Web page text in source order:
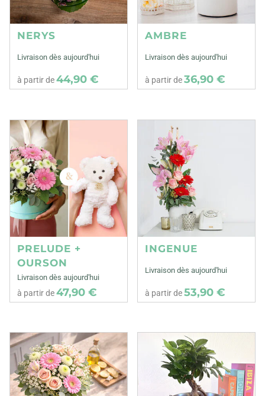
NERYS
Livraison dès aujourd'hui
à partir de44,90 €
AMBRE
Livraison dès aujourd'hui
à partir de36,90 €
PRELUDE +
OURSON
Livraison dès aujourd'hui
à partir de47,90 €
INGENUE
Livraison dès aujourd'hui
à partir de53,90 €